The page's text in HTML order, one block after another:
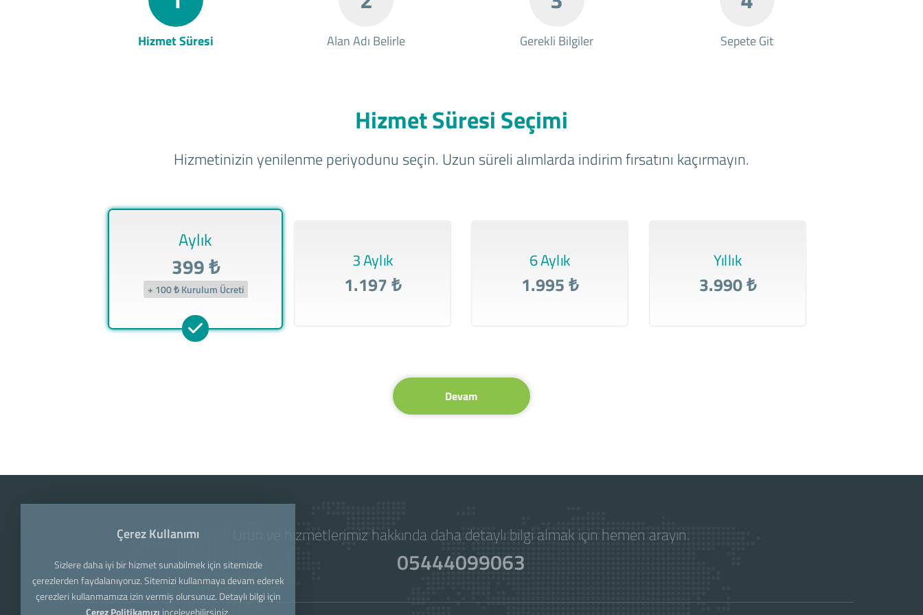
Hizmet Süresi Alan Adı Belirle Gerekli Bilgiler Sepete Git
Hizmet Süresi Seçimi
Hizmetinizin yenilenme periyodunu seçin. Uzun süreli alımlarda indirim fırsatını kaçırmayın.
Aylık
399 ₺
+ 100 ₺ Kurulum Ücreti
3 Aylık
1.197 ₺
6 Aylık
1.995 ₺
Yıllık
3.990 ₺
Devam
Ürün ve hizmetlerimiz hakkında daha detaylı bilgi almak için hemen arayın.
05444099063
Çerez Kullanımı
Sizlere daha iyi bir hizmet sunabilmek için sitemizde
çerezlerden faydalanıyoruz. Sitemizi kullanmaya devam ederek
çerezleri kullanmamıza izin vermiş olursunuz. Detaylı bilgi için
Çerez Politikamızı inceleyebilirsiniz.